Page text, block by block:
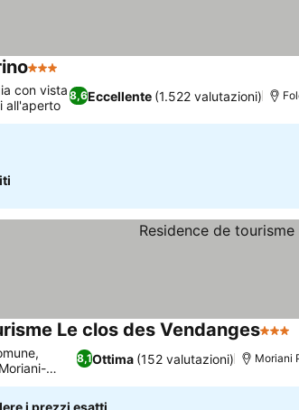
3 Stelle
8,6Eccellente (1.522 valutazioni)
con vista
all'aperto
Le clos des Vendanges3
8,1Ottima (152 valutazioni) Moriani
i prezzi esatti